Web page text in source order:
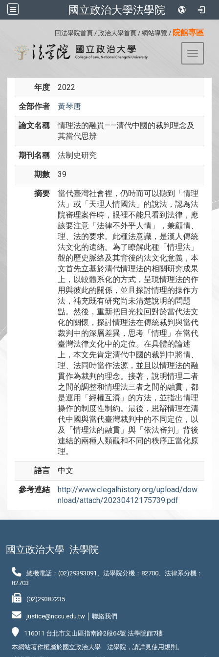
國立政治大學法學院
回法學院首頁 / 政治大學首頁 / 網站導覽 / 院館專區
Toggle
年度 2022
全部作者 黃琴唐
論文名稱
情理法的融貫——清代中國的裁判理念及
其當代思辨
期刊名稱 法制史研究
期數 39
摘要
當代臺灣社會裡，仍時而可以聽到「情理
法」或「天理人情國法」的說法，認為法
院審理案件時，眼裡不能只看到法律，應
該要注意「法律不外乎人情」，兼顧情、
理、法的要求。此種法意識，是漢人傳統
法文化的遺緒。為了瞭解此種「情理法」
觀的歷史脈絡及其背後的法文化意義，本
文首先立基於清代情理法的相關研究成果
上，以較體系化的方式，呈現情理法的作
用與彼此的關係，並且探討情理的操作方
法，補充既有研究尚未清楚說明的問題
點。然後，重新把目光拉回對於當代法文
化的關懷，探討情理法在傳統裁判與當代
裁判中的深層差異，思考「情理」在當代
臺灣法律文化中的定位。在具體的論述
上，本文先肯定清代中國的裁判中將情、
理、法同時當作法源，並且以情理法的融
貫作為裁判的理念。接著，說明情理二者
之間的調整和情理法三者之間的融貫，都
是運用「經權互濟」的方法，並指出情理
操作的制度性制約。最後，思辯情理在清
代中國與當代臺灣裁判中的不同定位，以
及「情理法的融貫」與「依法審判」背後
連結的兩種人類觀和不同的秩序正當化原
理。
語言 中文
參考連結
http://www.clegalhistory.org/upload/dow
nload/attach/20230412175739.pdf
國立政治大學 法學院
總機電話：(02)29393091、法學院分機：82700、法律系分機：
82703
(02)29387235
justice@nccu.edu.tw │聯絡我們
116011 台北市文山區指南路2段64號 法學院館7樓
本網站著作權屬於國立政治大學 法學院，請詳見使用規則 。